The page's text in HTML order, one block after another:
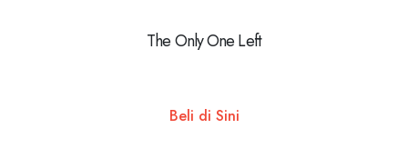
The Only One Left
Beli di Sini